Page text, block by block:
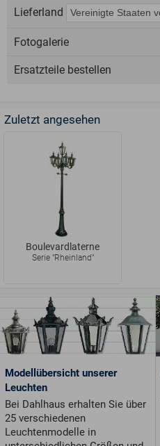
Lieferland
Fotogalerie
Ersatzteile bestellen
Zuletzt angesehen
Boulevardlaterne
Serie "Rheinland"
Modellübersicht unserer
Leuchten
Bei Dahlhaus erhalten Sie über
25 verschiedenen
Leuchtenmodelle in